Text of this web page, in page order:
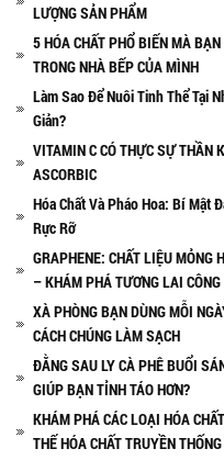
LƯỢNG SẢN PHẨM
5 HÓA CHẤT PHỔ BIẾN MÀ
TRONG NHÀ BẾP CỦA MÌNH
Làm Sao Để Nuôi Tinh Thể Tại
Giản?
VITAMIN C CÓ THỰC SỰ THẦN
ASCORBIC
Hóa Chất Và Pháo Hoa: Bí Mật
Rực Rỡ
GRAPHENE: CHẤT LIỆU MỎNG
– KHÁM PHÁ TƯƠNG LAI CÔNG
XÀ PHÒNG BẠN DÙNG MỖI
CÁCH CHÚNG LÀM SẠCH
ĐẰNG SAU LY CÀ PHÊ BUỔI
GIÚP BẠN TỈNH TÁO HƠN?
KHÁM PHÁ CÁC LOẠI HÓA
THẾ HÓA CHẤT TRUYỀN THỐNG